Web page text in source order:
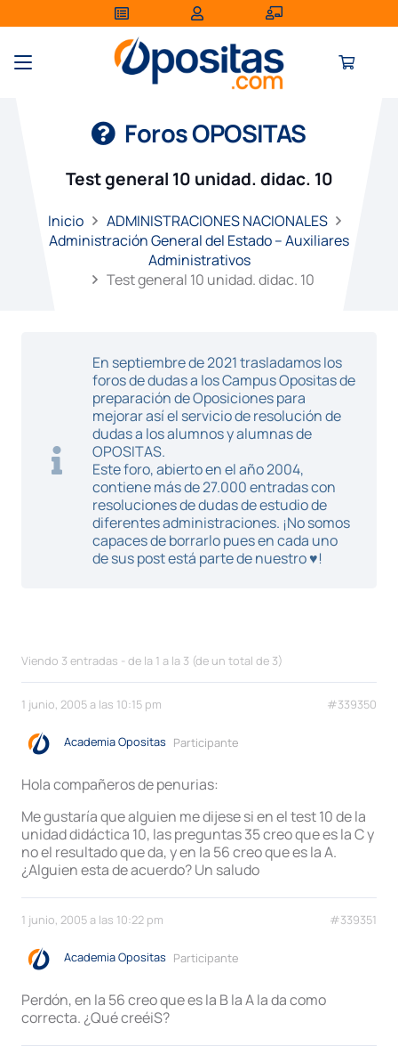
Foros OPOSITAS
Test general 10 unidad. didac. 10
Inicio
ADMINISTRACIONES NACIONALES
Administración General del Estado – Auxiliares
Administrativos
Test general 10 unidad. didac. 10
En septiembre de 2021 trasladamos los
foros de dudas a los Campus Opositas de
preparación de Oposiciones para
mejorar así el servicio de resolución de
dudas a los alumnos y alumnas de
OPOSITAS.
Este foro, abierto en el año 2004,
contiene más de 27.000 entradas con
resoluciones de dudas de estudio de
diferentes administraciones. ¡No somos
capaces de borrarlo pues en cada uno
de sus post está parte de nuestro ♥!
Viendo 3 entradas - de la 1 a la 3 (de un total de 3)
1 junio, 2005 a las 10:15 pm #339350
Academia Opositas Participante
Hola compañeros de penurias:
Me gustaría que alguien me dijese si en el test 10 de la
unidad didáctica 10, las preguntas 35 creo que es la C y
no el resultado que da, y en la 56 creo que es la A.
¿Alguien esta de acuerdo? Un saludo
1 junio, 2005 a las 10:22 pm #339351
Academia Opositas Participante
Perdón, en la 56 creo que es la B la A la da como
correcta. ¿Qué creéiS?